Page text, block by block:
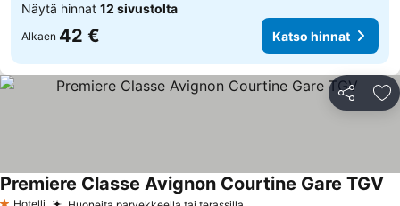
Näytä hinnat 12 sivustolta
Alkaen 42 € Katso hinnat
Jaa
Hotelli
Premiere Classe Avignon Courtine Gare TGV